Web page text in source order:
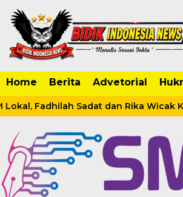
Home Berita Advetorial
Fadhilah Sadat dan Rika Wicak